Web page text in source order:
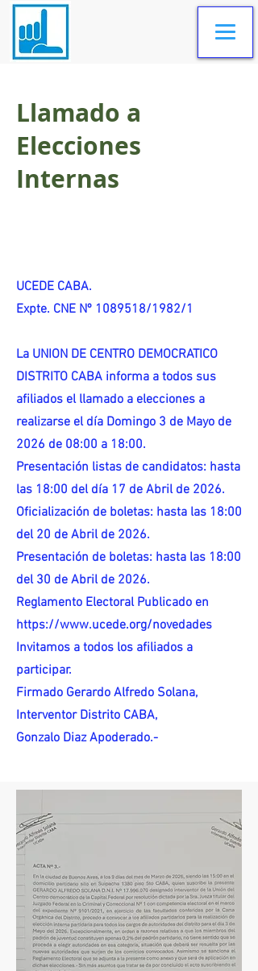
Llamado a
Elecciones
Internas
UCEDE CABA.
Expte. CNE Nº 1089518/1982/1
La UNION DE CENTRO DEMOCRATICO
DISTRITO CABA informa a todos sus
afiliados el llamado a elecciones a
realizarse el día Domingo 3 de Mayo de
2026 de 08:00 a 18:00.
Presentación listas de candidatos: hasta
las 18:00 del día 17 de Abril de 2026.
Oficialización de boletas: hasta las 18:00
del 20 de Abril de 2026.
Presentación de boletas: hasta las 18:00
del 30 de Abril de 2026.
Reglamento Electoral Publicado en
https://www.ucede.org/novedades
Invitamos a todos los afiliados a
participar.
Firmado Gerardo Alfredo Solana,
Interventor Distrito CABA,
Gonzalo Diaz Apoderado.-